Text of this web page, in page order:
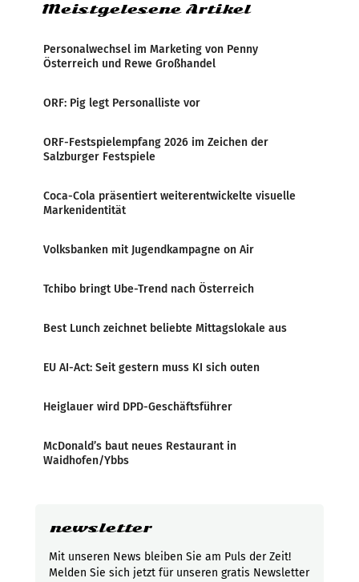
Meistgelesene Artikel
Personalwechsel im Marketing von Penny
Österreich und Rewe Großhandel
ORF: Pig legt Personalliste vor
ORF-Festspielempfang 2026 im Zeichen der
Salzburger Festspiele
Coca-Cola präsentiert weiterentwickelte visuelle
Markenidentität
Volksbanken mit Jugendkampagne on Air
Tchibo bringt Ube-Trend nach Österreich
Best Lunch zeichnet beliebte Mittagslokale aus
EU AI-Act: Seit gestern muss KI sich outen
Heiglauer wird DPD-Geschäftsführer
McDonald’s baut neues Restaurant in
Waidhofen/Ybbs
newsletter
Mit unseren News bleiben Sie am Puls der Zeit!
Melden Sie sich jetzt für unseren gratis Newsletter